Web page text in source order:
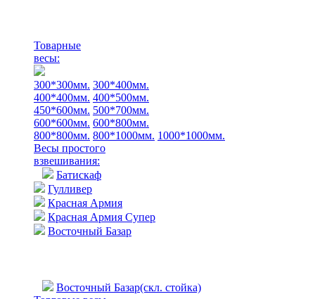
Товарные
весы:
300*300мм. 300*400мм.
400*400мм. 400*500мм.
450*600мм. 500*700мм.
600*600мм. 600*800мм.
800*800мм. 800*1000мм. 1000*1000мм.
Весы простого
взвешивания:
Батискаф
Гулливер
Красная Армия
Красная Армия Супер
Восточный Базар
Восточный Базар(скл. стойка)